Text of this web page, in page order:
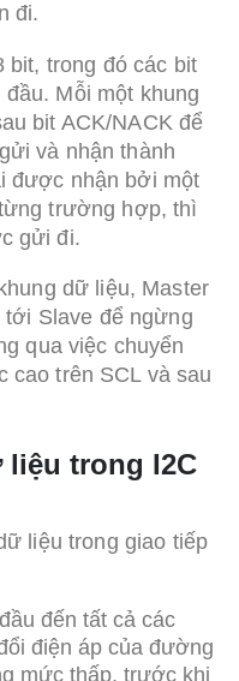
đi.
bit, trong đó các bit
Mỗi một khung
bit ACK/NACK để
và nhận thành
được nhận bởi một
trường hợp, thì
gửi đi.
dữ liệu, Master
Slave để ngừng
qua việc chuyển
cao trên SCL và sau
trong I2C
liệu trong giao tiếp
đến tất cả các
điện áp của đường
mức thấp, trước khi